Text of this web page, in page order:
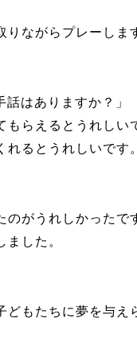
ながらプレーし
はありますか？」
らえるとうれし
るとうれしいです。
がうれしかった
した。
もたちに夢を与